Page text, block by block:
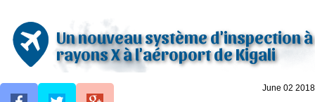
Un nouveau système d'inspection à
rayons X à l'aéroport de Kigali
June 02 2018